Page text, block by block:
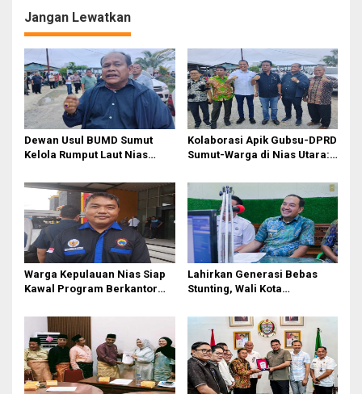
g
a
s
i
p
o
s
Jangan Lewatkan
Dewan Usul BUMD Sumut
Kelola Rumput Laut Nias
Kolaborasi Apik Gubsu-DPRD
Sumut-Warga di Nias Utara:
Akhirnya Diperbaiki
Warga Kepulauan Nias Siap
Kawal Program Berkantor
Lahirkan Generasi Bebas
Stunting, Wali Kota
Optimalisasi SP3 Catin